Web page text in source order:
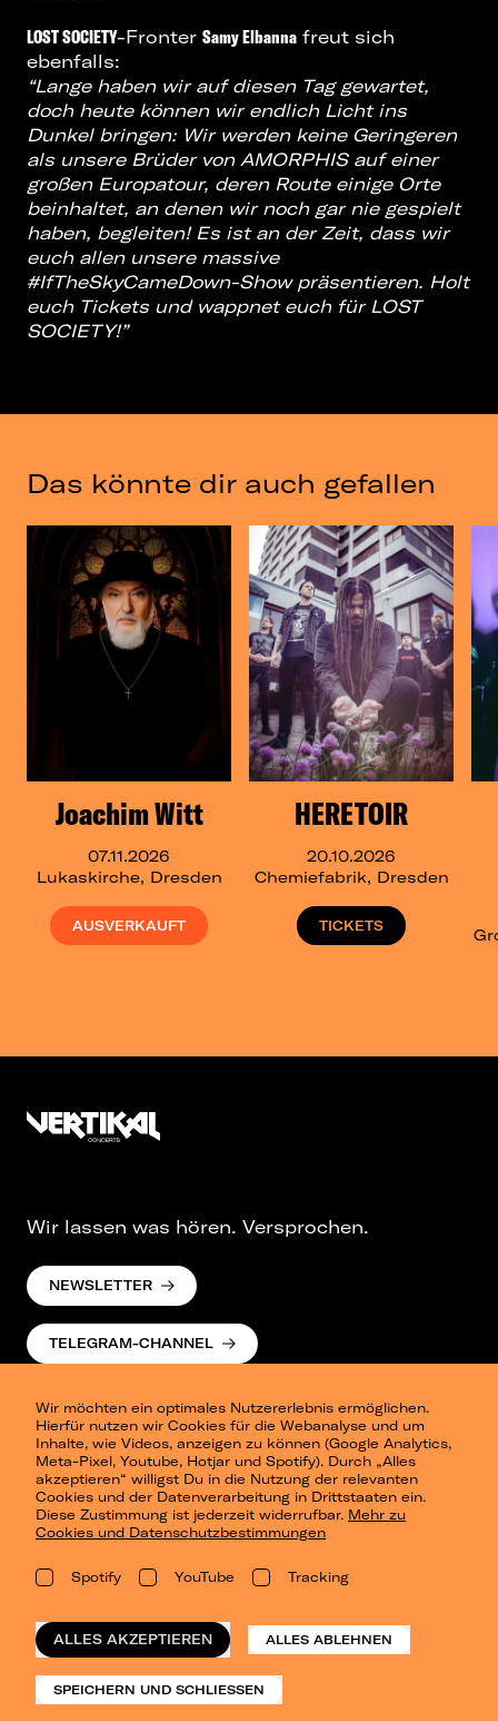
LOST SOCIETY-Fronter Samy Elbanna freut sich
ebenfalls:
“Lange haben wir auf diesen Tag gewartet,
doch heute können wir endlich Licht ins
Dunkel bringen: Wir werden keine Geringeren
als unsere Brüder von AMORPHIS auf einer
großen Europatour, deren Route einige Orte
beinhaltet, an denen wir noch gar nie gespielt
haben, begleiten! Es ist an der Zeit, dass wir
euch allen unsere massive
#IfTheSkyCameDown-Show präsentieren. Holt
euch Tickets und wappnet euch für LOST
SOCIETY!”
Das könnte dir auch gefallen
Joachim Witt
07.11.2026
Lukaskirche, Dresden
AUSVERKAUFT
HERETOIR
20.10.2026
Chemiefabrik, Dresden
TICKETS
Wir möchten ein optimales Nutzererlebnis ermöglichen.
Hierfür nutzen wir Cookies für die Webanalyse und um
Inhalte, wie Videos, anzeigen zu können (Google Analytics,
Meta-Pixel, Youtube, Hotjar und Spotify). Durch „Alles
akzeptieren“ willigst Du in die Nutzung der relevanten
Cookies und der Datenverarbeitung in Drittstaaten ein.
Diese Zustimmung ist jederzeit widerrufbar. Mehr zu
Cookies und Datenschutzbestimmungen
Spotify YouTube Tracking
ALLES AKZEPTIEREN ALLES ABLEHNEN
SPEICHERN UND SCHLIESSEN
Wir lassen was hören. Versprochen.
NEWSLETTER
TELEGRAM-CHANNEL
Presse
Berlin
Dresden
Leipzig
Konzertsommer Petersberg
Vergangene Shows
o_team
Datenschutz
Impressum